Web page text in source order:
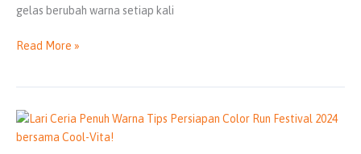
gelas berubah warna setiap kali
Read More »
Lari
Ceria